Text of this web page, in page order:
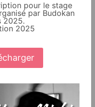
pour le stage
par Budokan
2025.
2025